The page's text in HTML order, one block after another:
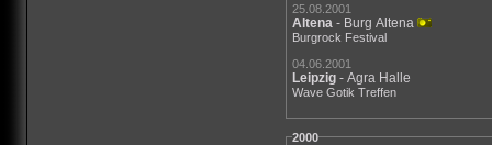
25.08.2001
Altena - Burg Altena
Burgrock Festival
04.06.2001
Leipzig - Agra Halle
Wave Gotik Treffen
2000